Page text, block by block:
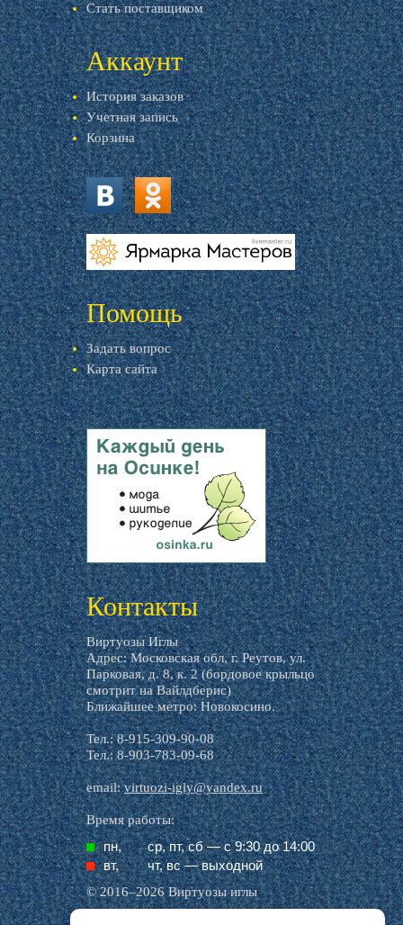
Стать поставщиком
Аккаунт
История заказов
Учетная запись
Корзина
vk.com ok.ru
livemaster.ru
Помощь
Задать вопрос
Карта сайта
livemaster.ru
Контакты
Виртуозы Иглы
Адрес: Московская обл, г. Реутов, ул.
Парковая, д. 8, к. 2 (бордовое крыльцо
смотрит на Вайлдберис)
Ближайшее метро: Новокосино.
Тел.: 8-915-309-90-08
Тел.: 8-903-783-09-68
email:virtuozi-igly@yandex.ru
Время работы:
пн,
ср, пт, cб — с 9:30 до 14:00
вт,
чт, вс — выходной
© 2016–2026 Виртуозы иглы